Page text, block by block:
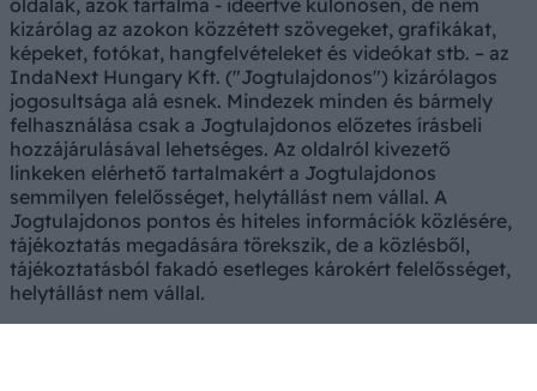
oldalak, azok tartalma - ideértve különösen, de nem
kizárólag az azokon közzétett szövegeket, grafikákat,
képeket, fotókat, hangfelvételeket és videókat stb. – az
IndaNext Hungary Kft. ("Jogtulajdonos") kizárólagos
jogosultsága alá esnek. Mindezek minden és bármely
felhasználása csak a Jogtulajdonos előzetes írásbeli
hozzájárulásával lehetséges. Az oldalról kivezető
linkeken elérhető tartalmakért a Jogtulajdonos
semmilyen felelősséget, helytállást nem vállal. A
Jogtulajdonos pontos és hiteles információk közlésére,
tájékoztatás megadására törekszik, de a közlésből,
tájékoztatásból fakadó esetleges károkért felelősséget,
helytállást nem vállal.